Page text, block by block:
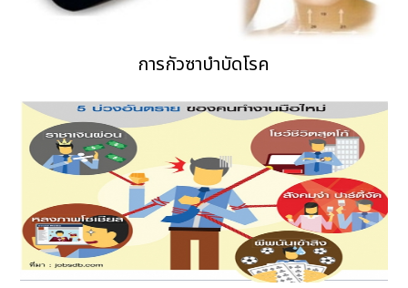
การกัวซาบำบัดโรค